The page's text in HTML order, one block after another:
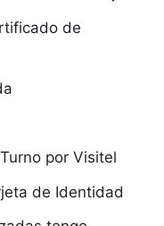
de
por Visitel
de Identidad